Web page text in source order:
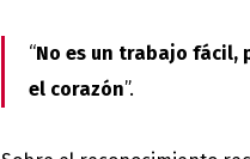
“No es un trabajo fácil,
el corazón”.